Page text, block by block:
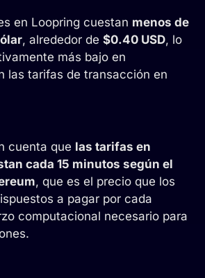
en Loopring cuestan menos de
, alrededor de $0.40 USD, lo
más bajo en
las tarifas de transacción en
cuenta que las tarifas en
cada 15 minutos según el
, que es el precio que los
a pagar por cada
computacional necesario para